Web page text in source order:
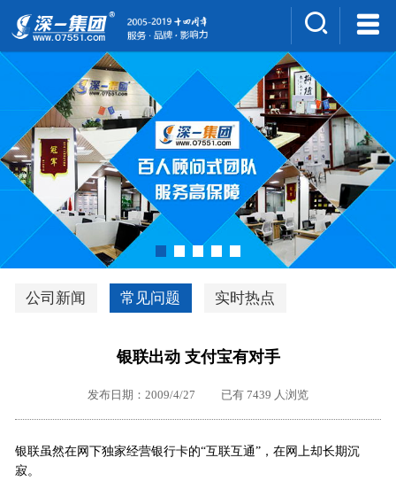
集团介绍
人才招聘
案例展示
新闻中心
深一风采
联系我们
深优通系统V3.0
深一集团优势
外地客户专栏
公司新闻 常见问题 实时热点
银联出动 支付宝有对手
发布日期：2009/4/27 已有 7439 人浏览
银联虽然在网下独家经营银行卡的“互联互通”，在网上却长期沉
寂。